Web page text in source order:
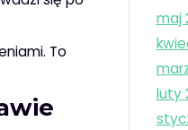
To
maj
luty